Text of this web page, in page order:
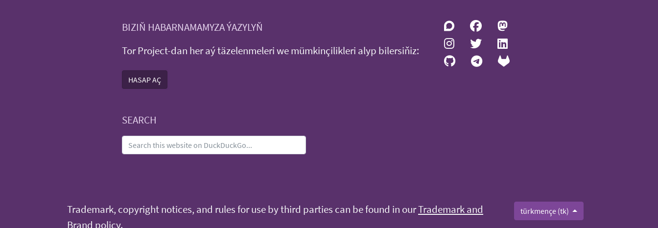
BIZIŇ HABARNAMAMYZA ÝAZYLYŇ
Tor Project-dan her aý täzelenmeleri we mümkinçilikleri alyp bilersiňiz:
HASAP AÇ
SEARCH
Trademark, copyright notices, and rules for use by third parties can be found in ourTrademark and
Brand policy.
türkmençe (tk)